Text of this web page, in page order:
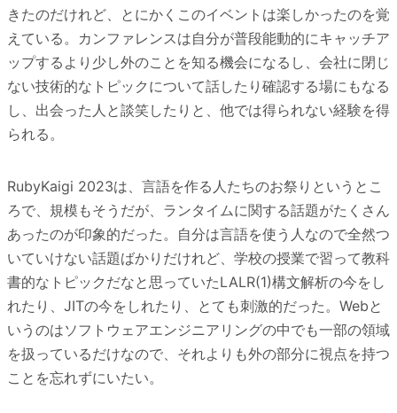
きたのだけれど、とにかくこのイベントは楽しかったのを覚
えている。カンファレンスは自分が普段能動的にキャッチア
ップするより少し外のことを知る機会になるし、会社に閉じ
ない技術的なトピックについて話したり確認する場にもなる
し、出会った人と談笑したりと、他では得られない経験を得
られる。
RubyKaigi 2023は、言語を作る人たちのお祭りというとこ
ろで、規模もそうだが、ランタイムに関する話題がたくさん
あったのが印象的だった。自分は言語を使う人なので全然つ
いていけない話題ばかりだけれど、学校の授業で習って教科
書的なトピックだなと思っていたLALR(1)構文解析の今をし
れたり、JITの今をしれたり、とても刺激的だった。Webと
いうのはソフトウェアエンジニアリングの中でも一部の領域
を扱っているだけなので、それよりも外の部分に視点を持つ
ことを忘れずにいたい。